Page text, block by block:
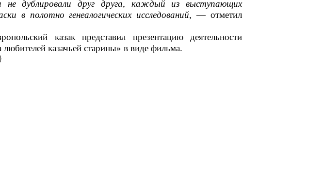
не дублировали друг друга, каждый из выступающих
в полотно генеалогических исследований, — отметил
казак представил презентациюдеятельности
любителей казачьей старины» в виде фильма.